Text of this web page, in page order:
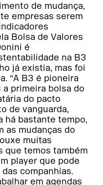
de mudança,
empresas serem
Bolsa de Valores
é
na B3
já existia, mas foi
“A B3 é pioneira
primeira bolsa do
do pacto
de vanguarda,
há bastante tempo,
as mudanças do
muitas
que temos também
player que pode
companhias.
em agendas